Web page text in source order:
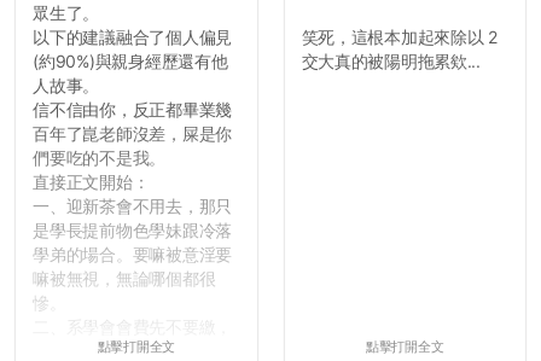
眾生了。
以下的建議融合了個人偏見
(約90%)與親身經歷還有他
人故事。
信不信由你，反正都畢業幾
百年了崑老師沒差，屎是你
們要吃的不是我。
直接正文開始：
一、迎新茶會不用去，那只
是學長提前物色學妹跟冷落
學弟的場合。要嘛被意淫要
嘛被無視，無論哪個都很
慘。
很多人一路輕鬆自在到畢業
點擊打開全文
笑死，這根本加起來除以 2
交大真的被陽明拖累欸...
點擊打開全文